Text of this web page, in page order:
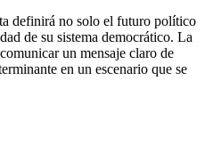
definirá no solo el futuro político
de su sistema democrático. La
un mensaje claro de
en un escenario que se